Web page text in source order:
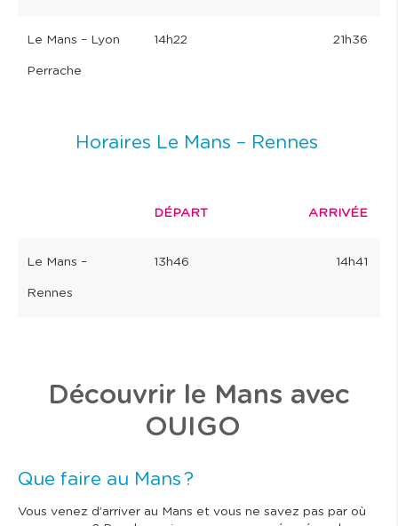
Le Mans – Lyon
Perrache
14h22 21h36
Horaires Le Mans – Rennes
DÉPART ARRIVÉE
Le Mans –
Rennes
13h46 14h41
Découvrir le Mans avec
OUIGO
Que faire au Mans ?
Vous venez d’arriver au Mans et vous ne savez pas par où